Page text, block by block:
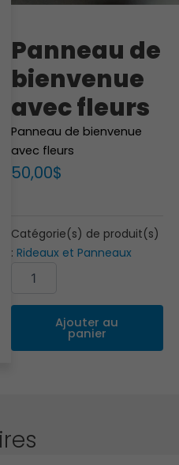
Panneau de
bienvenue
avec fleurs
Panneau de bienvenue
avec fleurs
50,00$
Catégorie(s) de produit(s)
: Rideaux et Panneaux
bienvenue
avec
Ajouter au
panier